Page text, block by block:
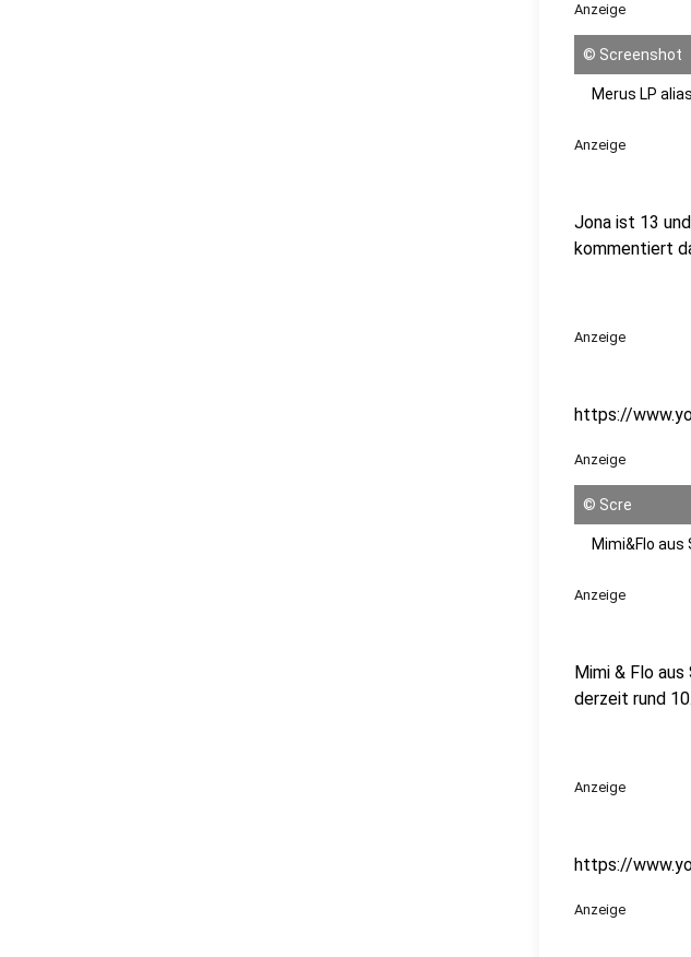
Anzeige
© Screenshot
Merus LP
Anzeige
Jona ist 13
kommentiert
Anzeige
https://
Anzeige
© Scre
Mimi&Flo aus
Anzeige
Mimi & Flo
derzeit rund
Anzeige
https://
Anzeige